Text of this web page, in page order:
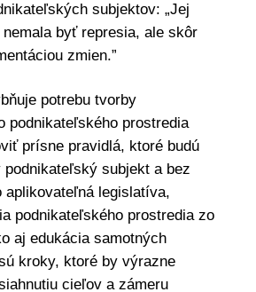
subjektov: „Jej
byť represia, ale skôr
zmien.”
potrebu tvorby
podnikateľského prostredia
prísne pravidlá, ktoré budú
subjekt a bez
aplikovateľná legislatíva,
podnikateľského prostredia zo
aj edukácia samotných
kroky, ktoré by výrazne
cieľov a zámeru